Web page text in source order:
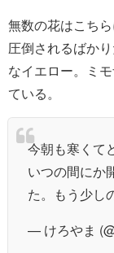
無数の花はこち
圧倒されるばか
なイエロー。ミ
ている。
今朝も寒くて
いつの間にか
た。もう少し
— けろやま